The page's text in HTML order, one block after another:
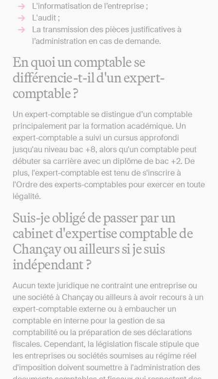
L'informatisation de l’entreprise ;
L'audit ;
La transmission des pièces justificatives à
l’administration en cas de demande.
En quoi un comptable se
différencie-t-il d'un expert-
comptable ?
Un expert-comptable se distingue d’un comptable
principalement par la formation académique. Un
expert-comptable a suivi un cursus approfondi
jusqu'au niveau bac +8, alors qu'un comptable peut
débuter sa carrière avec un diplôme de bac +2. De
plus, l'expert-comptable est tenu de s'inscrire à
l'Ordre des experts-comptables pour exercer en toute
légalité.
Suis-je obligé de passer par un
cabinet d'expertise comptable de
Chançay ou ailleurs si je suis
indépendant ?
Aucun texte juridique ne contraint une entreprise ou
une société à Chançay ou ailleurs à avoir recours à un
expert-comptable externe ou à embaucher un
comptable en interne pour la gestion de sa
comptabilité ou la préparation de ses déclarations
fiscales. Cependant, la législation fiscale stipule que
les entreprises ou sociétés soumises au régime réel
d'imposition doivent soumettre à l'administration des